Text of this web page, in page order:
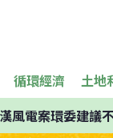
循環經濟 土地
風電案環委建議